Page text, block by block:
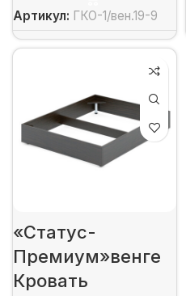
Артикул: ГКО-1/вен.19-9
«Статус-
Премиум»венге
Кровать